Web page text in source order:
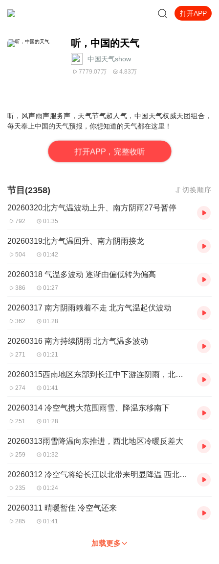
打开APP
听，中国的天气
中国天气show
7779.07万 4.83万
听，风声雨声服务声，天气节气超人气，中国天气权威天团组合，
每天奉上中国的天气预报，你想知道的天气都在这里！
打开APP，完整收听
节目(2358) 切换顺序
20260320北方气温波动上升、南方阴雨27号暂停
792 01:35
20260319北方气温回升、南方阴雨接龙
504 01:42
20260318 气温多波动 逐渐由偏低转为偏高
386 01:27
20260317 南方阴雨赖着不走 北方气温起伏波动
362 01:28
20260316 南方持续阴雨 北方气温多波动
271 01:21
20260315西南地区东部到长江中下游连阴雨，北方即将再次迎来雨雪
274 01:41
20260314 冷空气携大范围雨雪、降温东移南下
251 01:28
20260313雨雪降温向东推进，西北地区冷暖反差大
259 01:32
20260312 冷空气将给长江以北带来明显降温 西北等地冷暖反差大
235 01:24
20260311 晴暖暂住 冷空气还来
285 01:41
加载更多